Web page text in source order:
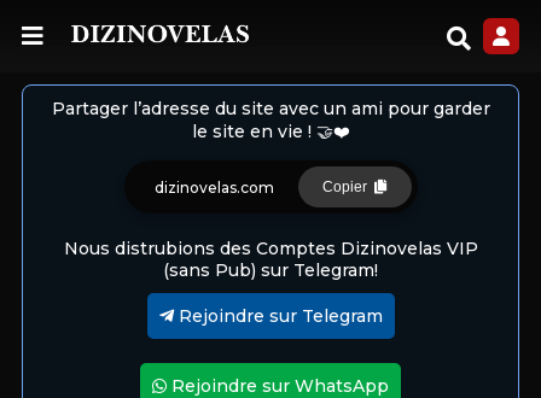
Partager l’adresse du site avec un ami pour garder
le site en vie ! 🤝❤️
dizinovelas.com Copier
Nous distrubions des Comptes Dizinovelas VIP
(sans Pub) sur Telegram!
Rejoindre sur Telegram
Rejoindre sur WhatsApp